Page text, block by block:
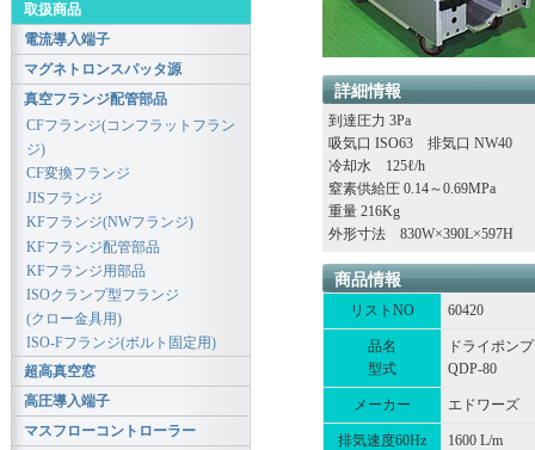
詳細情報
到達圧力 3Pa
吸気口 ISO63 排気口 NW40
冷却水 125ℓ/h
窒素供給圧 0.14～0.69MPa
重量 216Kg
外形寸法 830W×390L×597H
商品情報
リストNO 60420
品名
型式
ドライポンプ
QDP-80
メーカー エドワーズ
排気速度60Hz 1600 L/m
取扱商品
電流導入端子
マグネトロンスパッタ源
真空フランジ配管部品
CFフランジ(コンフラットフラン
ジ)
CF変換フランジ
JISフランジ
KFフランジ(NWフランジ)
KFフランジ配管部品
KFフランジ用部品
ISOクランプ型フランジ
(クロー金具用)
ISO-Fフランジ(ボルト固定用)
超高真空窓
高圧導入端子
マスフローコントローラー